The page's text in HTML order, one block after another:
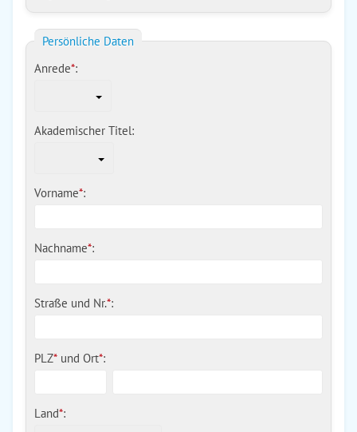
Persönliche Daten
Anrede*:
Akademischer Titel:
Vorname*:
Nachname*:
Straße und Nr.*:
PLZ* und Ort*:
Land*: